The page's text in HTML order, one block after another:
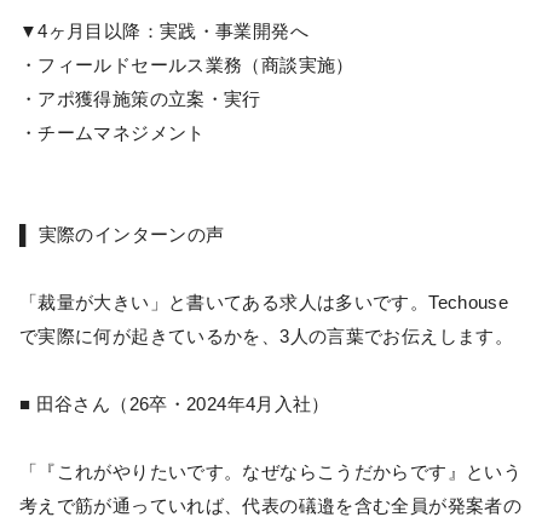
▼4ヶ月目以降：実践・事業開発へ
・フィールドセールス業務（商談実施）
・アポ獲得施策の立案・実行
・チームマネジメント
▌ 実際のインターンの声
「裁量が大きい」と書いてある求人は多いです。Techouse
で実際に何が起きているかを、3人の言葉でお伝えします。
■ 田谷さん（26卒・2024年4月入社）
「『これがやりたいです。なぜならこうだからです』という
考えで筋が通っていれば、代表の礒邉を含む全員が発案者の